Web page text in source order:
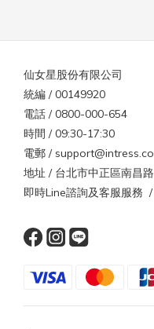
仙女星股份有限公司
統編 / 00149920
電話 / 0800-000-654
時間 / 09:30-17:30
電郵 / support@intress.co
地址 / 台北市中正區南昌
即時Line諮詢及客服服務